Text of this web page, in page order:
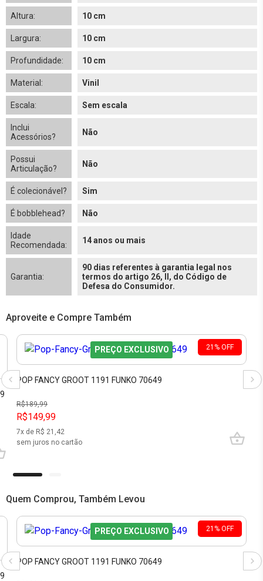
Altura: 10 cm
Largura: 10 cm
Profundidade: 10 cm
Material: Vinil
Escala: Sem escala
Inclui
Acessórios?
Não
Possui
Articulação?
Não
É colecionável? Sim
É bobblehead? Não
Idade
Recomendada:
14 anos ou mais
Garantia:
90 dias referentes à garantia legal nos
termos do artigo 26, II, do Código de
Defesa do Consumidor.
Aproveite e Compre Também
21 % OFF
PREÇO EXCLUSIVO
POP FANCY GROOT 1191 FUNKO 70649
R$189,99
R$149,99
7x de R$ 21,42
sem juros no cartão
Quem Comprou, Também Levou
21 % OFF
PREÇO EXCLUSIVO
POP FANCY GROOT 1191 FUNKO 70649